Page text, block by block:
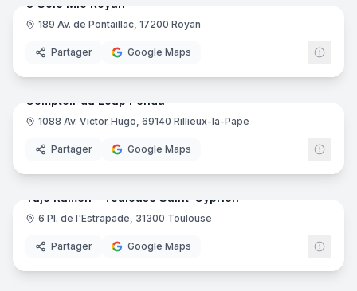
O Sole Mio Royan
189 Av. de Pontaillac, 17200 Royan
Partager Google Maps
Comptoir du Loup Pendu
1088 Av. Victor Hugo, 69140 Rillieux-la-Pape
Partager Google Maps
Yūjō Ramen - Toulouse Saint-Cyprien
6 Pl. de l'Estrapade, 31300 Toulouse
Partager Google Maps
20